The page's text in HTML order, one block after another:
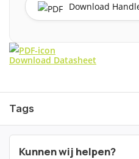
Download
Download Datasheet
Tags
Kunnen wij helpen?